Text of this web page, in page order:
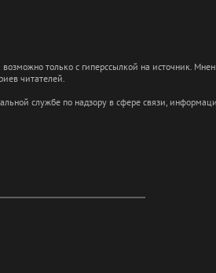
только с гиперссылкой на источник.
читателей.
службе по надзору в сфере связи,